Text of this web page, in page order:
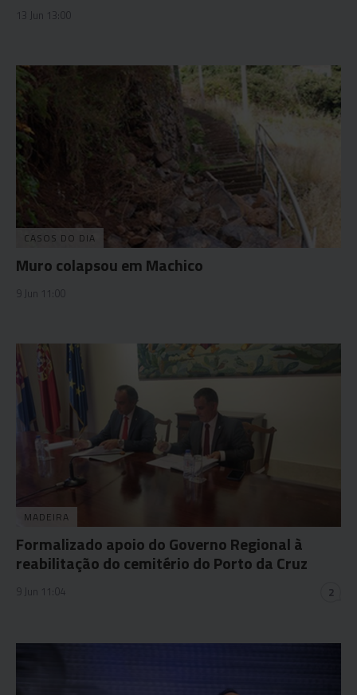
13 Jun 13:00
CASOS DO DIA
Muro colapsou em Machico
9 Jun 11:00
MADEIRA
Formalizado apoio do Governo Regional à
reabilitação do cemitério do Porto da Cruz
9 Jun 11:04 2